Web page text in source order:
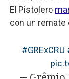
El Pistolero
con un remate
#GRExCRU